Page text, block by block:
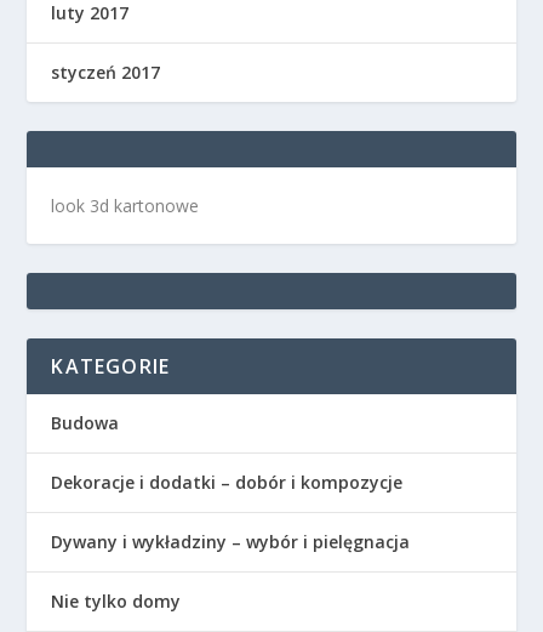
luty 2017
styczeń 2017
look 3d kartonowe
KATEGORIE
Budowa
Dekoracje i dodatki – dobór i kompozycje
Dywany i wykładziny – wybór i pielęgnacja
Nie tylko domy